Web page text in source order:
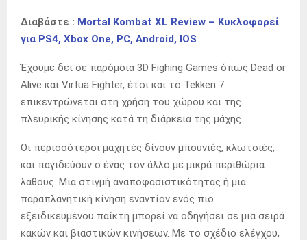
Διαβάστε : Mortal Kombat XL Review – Κυκλοφορεί
για PS4, Xbox One, PC, Android, IOS
Έχουμε δει σε παρόμοια 3D Fighing Games όπως Dead or
Alive και Virtua Fighter, έτσι και το Tekken 7
επικεντρώνεται στη χρήση του χώρου και της
πλευρικής κίνησης κατά τη διάρκεια της μάχης.
Οι περισσότεροι μαχητές δίνουν μπουνιές, κλωτσιές,
και παγιδεύουν ο ένας τον άλλο με μικρά περιθώρια
λάθους. Μια στιγμή αναποφασιστικότητας ή μια
παραπλανητική κίνηση εναντίον ενός πιο
εξειδικευμένου παίκτη μπορεί να οδηγήσει σε μια σειρά
κακών και βιαστικών κινήσεων. Με το σχέδιο ελέγχου,